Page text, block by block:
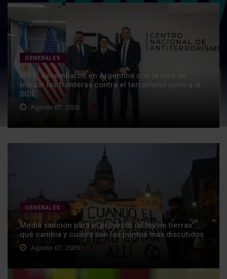
GENERALES
El FBI desembarcó en Argentina con la idea de
blindar las fronteras contra el terrorismo junto a la
SIDE
Agosto 07, 2026
GENERALES
Media sanción para el proyecto de ley de tierras:
qué cambia y cuáles son los puntos más discutidos
Agosto 07, 2026